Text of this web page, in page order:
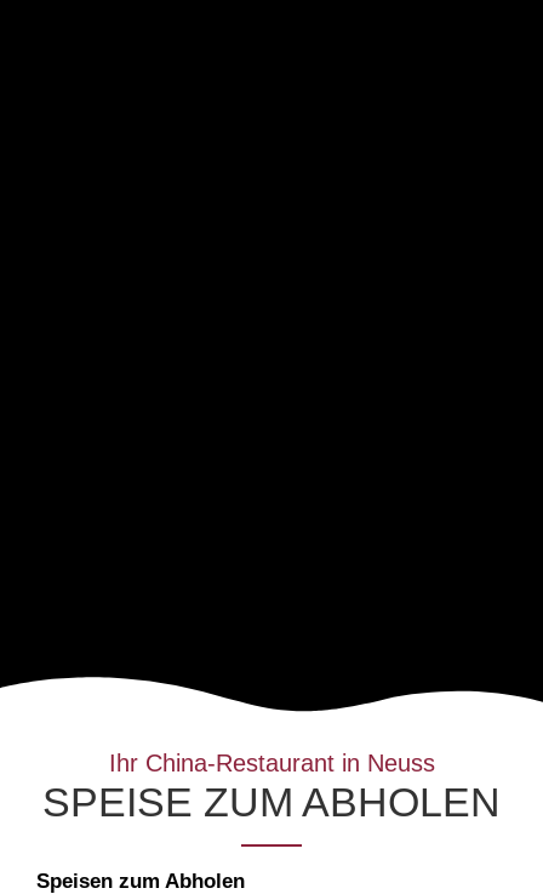
Ihr China-Restaurant in Neuss
SPEISE ZUM ABHOLEN
Speisen zum Abholen